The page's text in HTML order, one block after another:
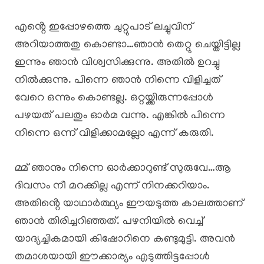
എൻ്റെ ഇപ്പോഴത്തെ ചുറ്റുപാട് ലച്ചുവിന്
അറിയാത്തതു കൊണ്ടാ…ഞാൻ തെറ്റു ചെയ്തിട്ടില്ല
ഇന്നും ഞാൻ വിശ്വസിക്കുന്നു. അതിൽ ഉറച്ചു
നിൽക്കുന്നു. പിന്നെ ഞാൻ നിന്നെ വിളിച്ചത്
വേറെ ഒന്നും കൊണ്ടല്ല. ഒറ്റയ്ക്കിരുന്നപ്പോൾ
പഴയത് പലതും ഓർമ വന്നു. എങ്കിൽ പിന്നെ
നിന്നെ ഒന്ന് വിളിക്കാമല്ലോ എന്ന് കരുതി.
മ്മ് ഞാനും നിന്നെ ഓർക്കാറുണ്ട് സുരുവേ…ആ
ദിവസം നീ മറക്കില്ല എന്ന് നിനക്കറിയാം.
അതിൻ്റെ യാഥാർത്ഥ്യം ഈയടുത്ത കാലത്താണ്
ഞാൻ തിരിച്ചറിഞ്ഞത്. പഴനിയിൽ വെച്ച്
യാദ്യച്ചികമായി കിഷോറിനെ കണ്ടുമുട്ടി. അവൻ
തമാശയായി ഈക്കാര്യം എടുത്തിട്ടപ്പോൾ